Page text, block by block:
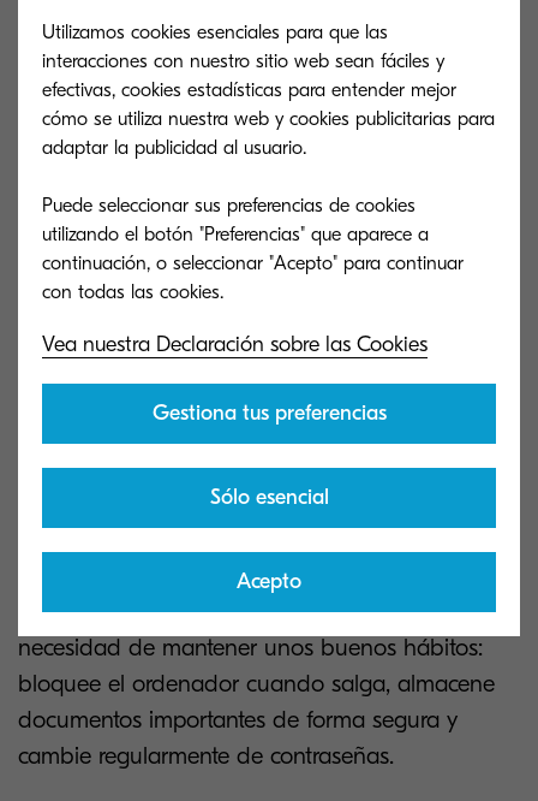
estar actualizado a su última versión. Como bien
señalaNorton Security, "comprando un antivirus
no se pueden prevenir todos los ataques, pero
sigue siendo muy útil para evitar la invasión del
equipo". Es cierto que no todas las ofensas
conducen a la pérdida de información
confidencial, pero todas ellas sí explotan lo que
se conoce como "vulnerabilidades". "Incluso la
más básica funciona así", explican. "Envían una
está abierta. Esto se puede llegar a traducir en
ciberataques mucho peores".
Amenazas externas:al trabajar desde casa se
amigos, familiares e incluso visitantes. Esto no es
un problema por si mismo, pero reafirma la
necesidad de mantener unos buenos hábitos:
bloquee el ordenador cuando salga, almacene
documentos importantes de forma segura y
cambie regularmente de contraseñas.
Utilizamos cookies esenciales para que las
interacciones con nuestro sitio web sean fáciles y
efectivas, cookies estadísticas para entender mejor
cómo se utiliza nuestra web y cookies publicitarias para
adaptar la publicidad al usuario.
Puede seleccionar sus preferencias de cookies
utilizando el botón "Preferencias" que aparece a
continuación, o seleccionar "Acepto" para continuar
Vea nuestra Declaración sobre las Cookies
Gestiona tus preferencias
Sólo esencial
Acepto